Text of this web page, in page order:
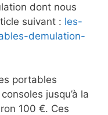
dont nous
suivant : les-
demulation-
portables
jusqu’à la
100 €. Ces